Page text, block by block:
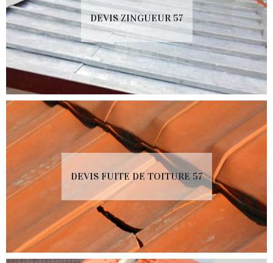
DEVIS ZINGUEUR 57
DEVIS FUITE DE TOITURE 57